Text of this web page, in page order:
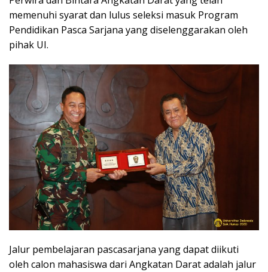
memenuhi syarat dan lulus seleksi masuk Program
Pendidikan Pasca Sarjana yang diselenggarakan oleh
pihak UI.
Jalur pembelajaran pascasarjana yang dapat diikuti
oleh calon mahasiswa dari Angkatan Darat adalah jalur